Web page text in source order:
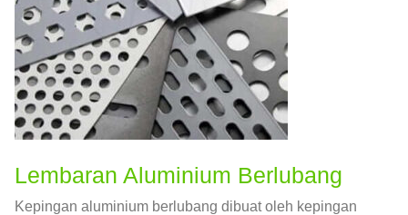
Lembaran Aluminium Berlubang
Kepingan aluminium berlubang dibuat oleh kepingan